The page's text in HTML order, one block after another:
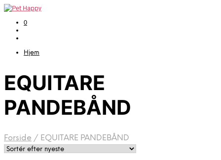
0
Hjem
EQUITARE
PANDEBÅND
Forside / EQUITARE PANDEBÅND